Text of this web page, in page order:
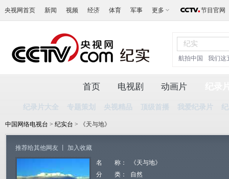
央视网首页 新闻 视频 经济 体育 军事 更多 节目官网
航拍中国 我们这
首页 电视剧 动画片
纪录片大全 专题策划 央视精品 顶级首播 我爱纪录片
中国网络电视台 > 纪实台 > 《天与地》
推荐给其他网友 加入收藏
名 称：
《天与地》
分 类：
自然